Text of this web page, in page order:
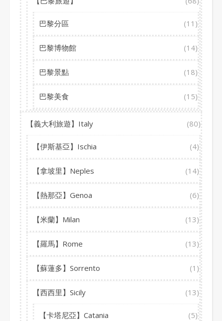
巴黎分區 (11)
巴黎博物館 (14)
巴黎景點 (18)
巴黎美食 (15)
【義大利旅遊】Italy (80)
【伊斯基亞】Ischia (4)
【拿坡里】Neples (14)
【熱那亞】Genoa (6)
【米蘭】Milan (13)
【羅馬】Rome (13)
【蘇蓮多】Sorrento (1)
【西西里】Sicily (13)
【卡塔尼亞】Catania (5)